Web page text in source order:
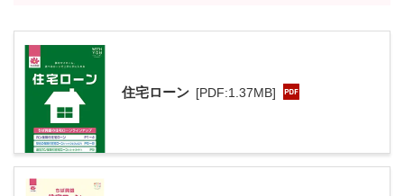
住宅ローン [PDF:1.37MB]